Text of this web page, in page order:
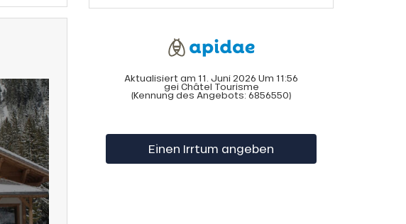
Aktualisiert am 11. Juni 2026 Um 11:56
gei Châtel Tourisme
(Kennung des Angebots: 6856550)
Einen Irrtum angeben